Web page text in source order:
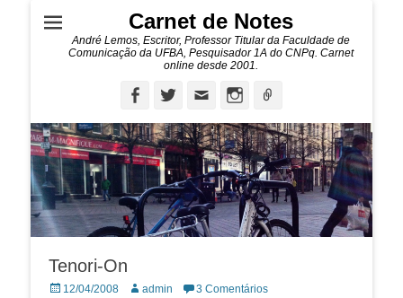
Carnet de Notes
André Lemos, Escritor, Professor Titular da Faculdade de
Comunicação da UFBA, Pesquisador 1A do CNPq. Carnet
online desde 2001.
FacebookTwitterEmail Instagram
Tenori-On
Posted
12/04/2008 Autor:admin 3 Comentários